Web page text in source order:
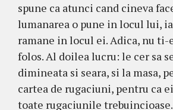
spune ca atunci cand cineva
lumanarea o pune in locul lui,
ramane in locul ei. Adica, nu ti-
folos. Al doilea lucru: le cer sa
dimineata si seara, si la masa,
cartea de rugaciuni, pentru ca
toate rugaciunile trebuincioase.